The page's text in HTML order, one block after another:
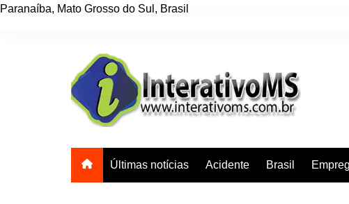
Paranaíba, Mato Grosso do Sul , Brasil
Últimas notícias Acidente Brasil